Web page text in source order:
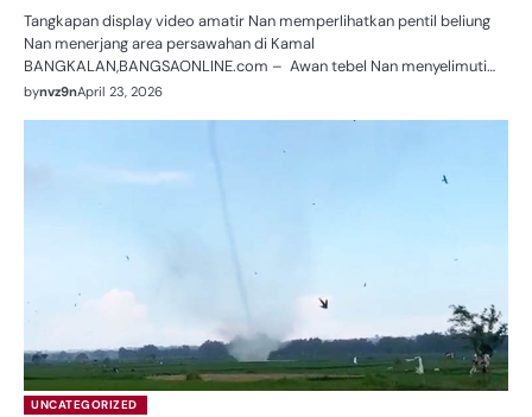
Tangkapan display video amatir Nan memperlihatkan pentil beliung
Nan menerjang area persawahan di Kamal
BANGKALAN,BANGSAONLINE.com – Awan tebel Nan menyelimuti…
bynvz9nApril 23, 2026
UNCATEGORIZED